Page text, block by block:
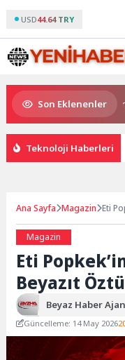
USD44.64 TRY
Son Eklenenler
gençleri İzmir’de
Teknoloji Haberleri
Ana Sayfa Magazin Eti
Magazin
Eti
Beyazıt
Beyaz Haber
Güncelleme: 14 May 2026